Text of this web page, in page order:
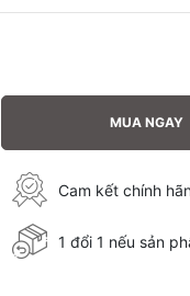
MUA NGAY
Cam kết chính
1 đổi 1 nếu sản